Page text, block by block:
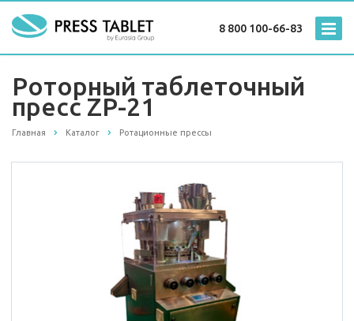
8 800 100-66-83
Роторный таблеточный
пресс ZP-21
Главная Каталог Ротационные прессы